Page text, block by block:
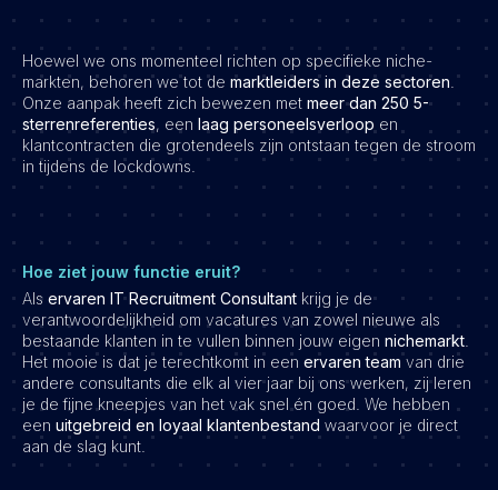
Hoewel we ons momenteel richten op specifieke niche-
markten, behoren we tot de marktleiders in deze sectoren
Onze aanpak heeft zich bewezen met meer dan 250 5-
sterrenreferenties, een laag personeelsverloop en
klantcontracten die grotendeels zijn ontstaan tegen de stroom
in tijdens de lockdowns.
Hoe ziet jouw functie eruit?
Als ervaren IT Recruitment Consultant krijg je de
verantwoordelijkheid om vacatures van zowel nieuwe als
bestaande klanten in te vullen binnen jouw eigen nichemarkt
Het mooie is dat je terechtkomt in een ervaren teamvan drie
andere consultants die elk al vier jaar bij ons werken, zij leren
je de fijne kneepjes van het vak snel én goed. We hebben
een uitgebreid en loyaal klantenbestand waarvoor je direct
aan de slag kunt.